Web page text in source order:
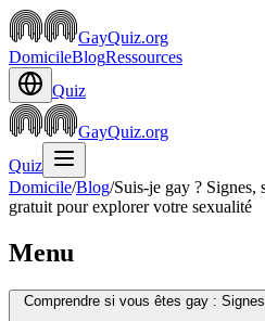
GayQuiz.org
DomicileBlogRessources
Quiz
GayQuiz.org
Quiz
Domicile/Blog/Suis-je gay ? Signes,
gratuit pour explorer votre sexualité
Menu
Comprendre si vous êtes gay :